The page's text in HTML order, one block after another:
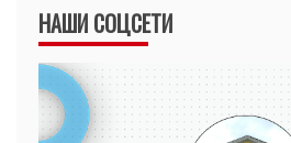
НАШИ СОЦСЕТИ